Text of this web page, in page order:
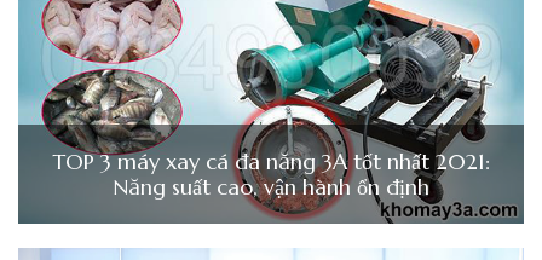
TOP 3 máy xay cá đa năng 3A tốt nhất 2021:
Năng suất cao, vận hành ổn định